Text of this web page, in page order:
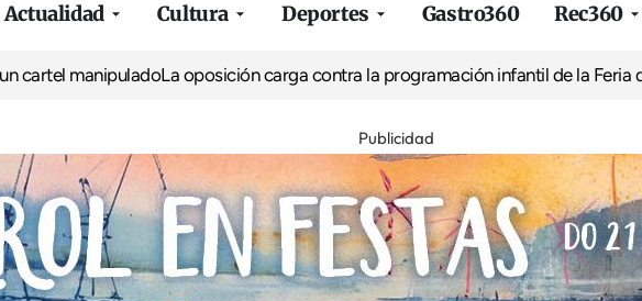
Actualidad Cultura Deportes Gastro360 Rec360
La oposición carga contra la programación infantil de la Feria de la
Publicidad